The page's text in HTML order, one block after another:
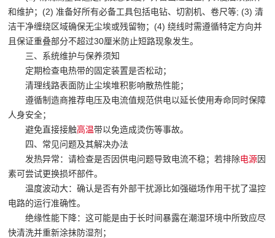
和维护；(2) 准备好所有必备工具包括电钻、切割机、卷尺等; (3) 清
洁干净缠绕区域确保无尘埃或残留物；(4) 绕线时需遵循特定方向并
且保证重叠部分不超过30厘米防止短路现象发生。
三、系统维护与保养须知
定期检查电热带的固定装置是否松动；
清理线路表面防止尘埃堆积影响散热性能；
遵循制造商推荐电压及电流值规范供电以延长使用寿命同时保障
人身安全；
避免直接接触高温带以免造成烫伤等事故。
四、常见问题及其解决办法
发热异常：请检查是否因供电问题导致电流不稳；若排除电源因
素可尝试更换损坏部件。
温度波动大：确认是否有外部干扰源比如强磁场作用干扰了温控
电路的运行准确性。
绝缘性能下降：这可能是由于长时间暴露在潮湿环境中所致应尽
快清洗并重新涂抹防湿剂；